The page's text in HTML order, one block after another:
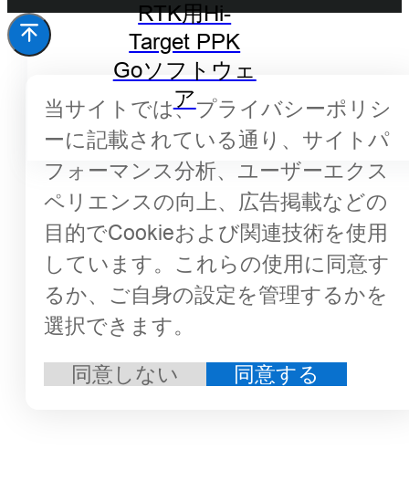
RTK用Hi-
Target PPK
Goソフトウェ
ア
当サイトでは、プライバシーポリシ
ーに記載されている通り、サイトパ
フォーマンス分析、ユーザーエクス
ペリエンスの向上、広告掲載などの
目的でCookieおよび関連技術を使用
しています。これらの使用に同意す
るか、ご自身の設定を管理するかを
選択できます。
同意しない 同意する